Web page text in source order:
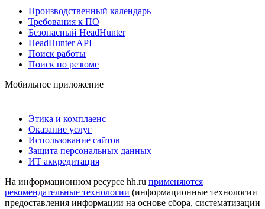
Производственный календарь
Требования к ПО
Безопасный HeadHunter
HeadHunter API
Поиск работы
Поиск по резюме
Мобильное приложение
Этика и комплаенс
Оказание услуг
Использование сайтов
Защита персональных данных
ИТ аккредитация
На информационном ресурсе hh.ru применяются
рекомендательные технологии (информационные технологии
предоставления информации на основе сбора, систематизации